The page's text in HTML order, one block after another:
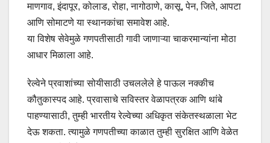
माणगाव, इंदापूर, कोलाड, रोहा, नागोठाणे, कासू, पेन, जिते, आपटा
आणि सोमाटणे या स्थानकांचा समावेश आहे.
या विशेष सेवेमुळे गणपतीसाठी गावी जाणाऱ्या चाकरमान्यांना मोठा
आधार मिळाला आहे.
रेल्वेने प्रवाशांच्या सोयीसाठी उचललेले हे पाऊल नक्कीच
कौतुकास्पद आहे. प्रवासाचे सविस्तर वेळापत्रक आणि थांबे
पाहण्यासाठी, तुम्ही भारतीय रेल्वेच्या अधिकृत संकेतस्थळाला भेट
देऊ शकता. त्यामुळे गणपतीच्या काळात तुम्ही सुरक्षित आणि वेळेत